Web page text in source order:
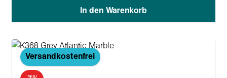
In den Warenkorb
Versandkostenfrei